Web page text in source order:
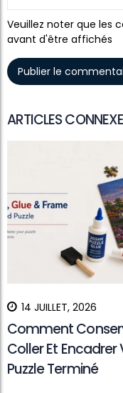
Veuillez noter que les
avant d'être affichés
ARTICLES
14 JUILLET, 2026
Comment
Coller Et Encadrer
Puzzle Terminé